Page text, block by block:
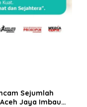
Sejumlah
Jaya Imbau